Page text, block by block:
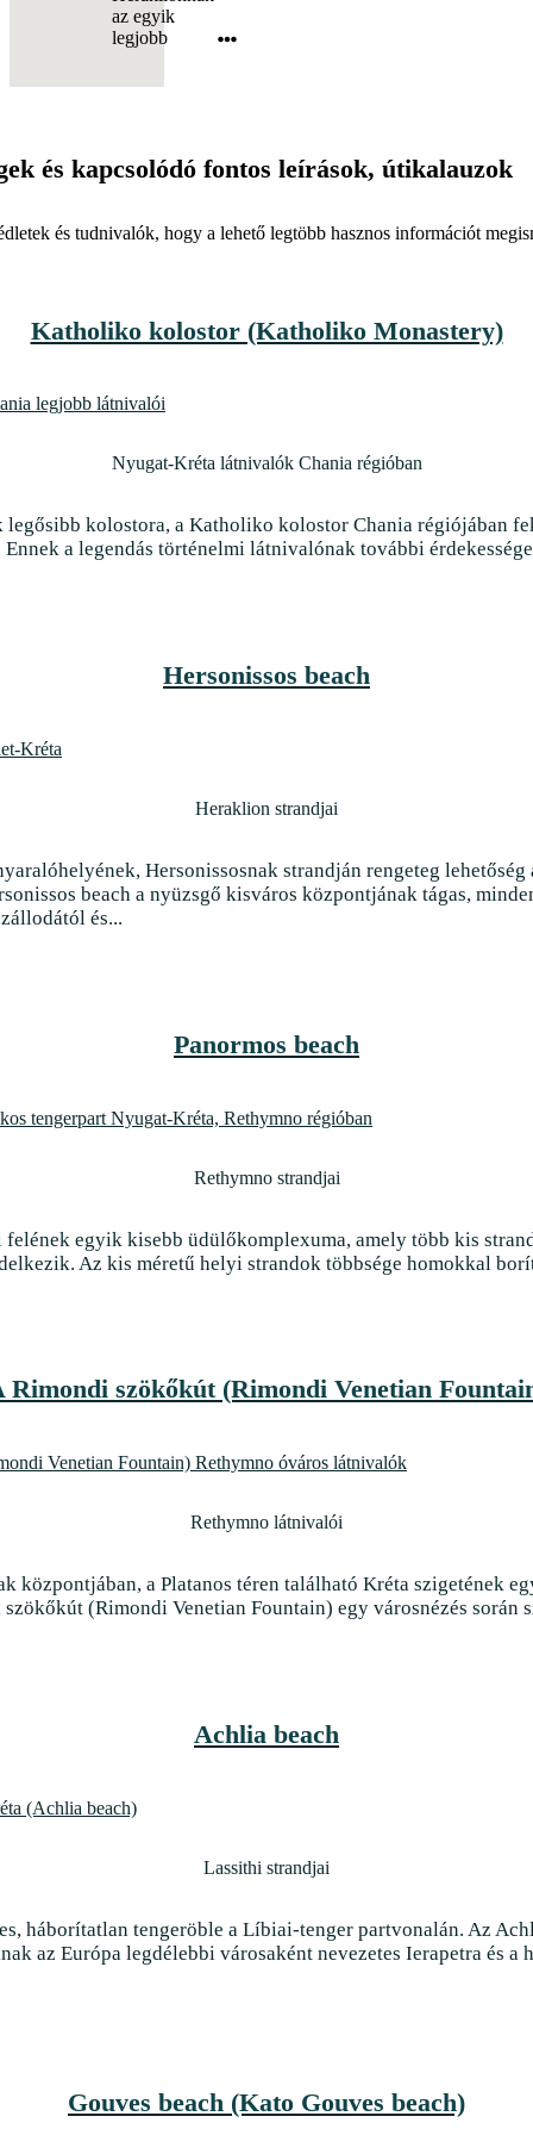
legősibb kolostora, a Katholiko kolostor Chania régiójában
a legendás történelmi látnivalónak további
beach a nyüzsgő kisváros központjának tágas,
és...
Panormos beach
Rethymno strandjai
felének egyik kisebb üdülőkomplexuma, amely több kis
Az kis méretű helyi strandok többsége homokkal
(Rimondi Venetian Fountain) egy városnézés során
az Európa legdélebbi városaként nevezetes Ierapetra és a
Gouves beach (Kato Gouves beach)
Heraklion strandjai
húsz kilométerre keletre fekvő Gouves falu
lassan mélyülő fürdőhely. Gouves azon kelet-krétai